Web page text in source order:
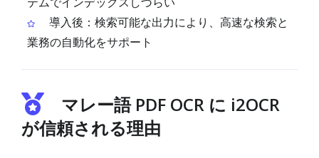
導入後：検索可能な出力により、高速な検索と
業務の自動化をサポート
マレー語 PDF OCR に i2OCR
が信頼される理由